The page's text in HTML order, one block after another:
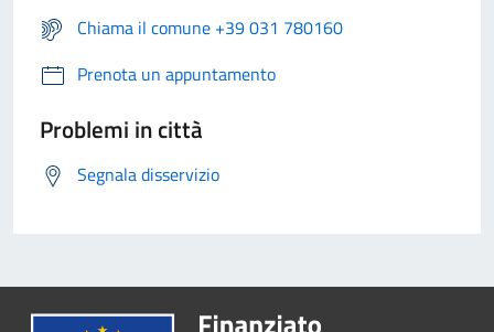
Chiama il comune +39 031 780160
Prenota un appuntamento
Problemi in città
Segnala disservizio